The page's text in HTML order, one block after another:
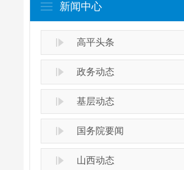
新闻中心
高平头条
政务动态
基层动态
国务院要闻
山西动态